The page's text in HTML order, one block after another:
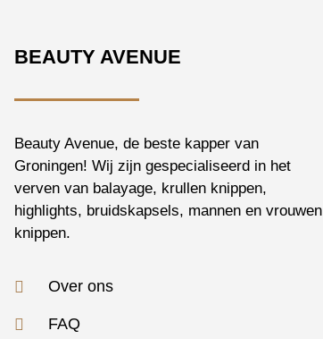
BEAUTY AVENUE
Beauty Avenue, de beste kapper van
Groningen! Wij zijn gespecialiseerd in het
verven van balayage, krullen knippen,
highlights, bruidskapsels, mannen en vrouwen
knippen.
Over ons
FAQ